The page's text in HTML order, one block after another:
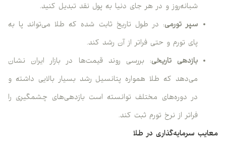
شبانه‌روز و در هر جای دنیا به پول نقد تبدیل کنید.
سپر تورمی: در طول تاریخ ثابت شده که طلا می‌تواند پا به
پای تورم و حتی فراتر از آن رشد کند.
بازدهی تاریخی: بررسی روند قیمت‌ها در بازار ایران نشان
می‌دهد که طلا همواره پتانسیل رشد بسیار بالایی داشته و
در دوره‌های مختلف توانسته است بازدهی‌های چشمگیری را
فراتر از نرخ تورم ثبت کند.
معایب سرمایه‌گذاری در طلا